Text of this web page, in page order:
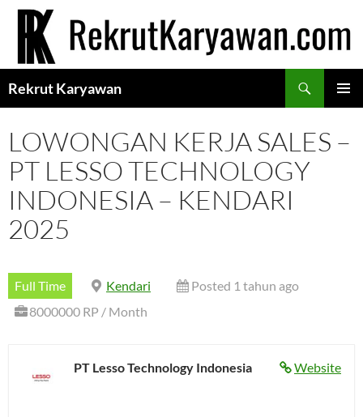
Langsung
Rekrut Karyawan
LOWONGAN KERJA SALES –
PT LESSO TECHNOLOGY
INDONESIA – KENDARI
2025
Full Time Kendari
Posted 1 tahun ago
8000000 RP / Month
Website
PT Lesso Technology Indonesia